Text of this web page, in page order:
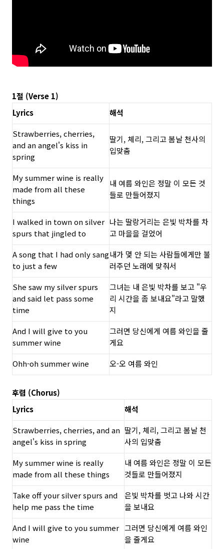
1절 (Verse 1)
Lyrics
해석
Strawberries, cherries,
and an angel's kiss in
spring
딸기, 체리, 그리고 봄날 천사의
입맞춤
My summer wine is really
made from all these
things
내 여름 와인은 정말 이 모든 것
들로 만들어졌지
I walked in town on silver
spurs that jingled to
나는 딸랑거리는 은빛 박차를 차
고 마을을 걸었어
A song that I had only sang
to just a few
내가 몇 안 되는 사람들에게만 불
러주던 노래에 맞춰서
She saw my silver spurs
and said let pass some
time
그녀는 내 은빛 박차를 보고 "우
리 시간을 좀 보내요"라고 말했
지
And I will give to you
summer wine
그러면 당신에게 여름 와인을 줄
게요
Ohh-oh summer wine
오-오 여름 와인
후렴 (Chorus)
Lyrics
해석
Strawberries, cherries, and an
angel's kiss in spring
딸기, 체리, 그리고 봄날 천
사의 입맞춤
My summer wine is really
made from all these things
내 여름 와인은 정말 이 모든
것들로 만들어졌지
Take off your silver spurs and
help me pass the time
은빛 박차를 벗고 나와 시간
을 보내요
And I will give to you summer
wine
그러면 당신에게 여름 와인
을 줄게요